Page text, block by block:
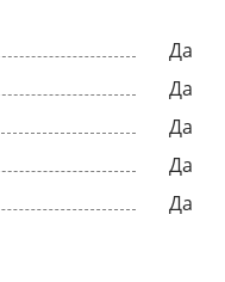
Да
Да
Да
Да
Да